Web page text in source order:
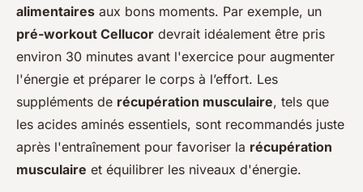
alimentaires aux bons moments. Par exemple, un
pré-workout Cellucor devrait idéalement être pris
environ 30 minutes avant l'exercice pour augmenter
l'énergie et préparer le corps à l’effort. Les
suppléments de récupération musculaire, tels que
les acides aminés essentiels, sont recommandés juste
après l'entraînement pour favoriser la récupération
musculaire et équilibrer les niveaux d'énergie.